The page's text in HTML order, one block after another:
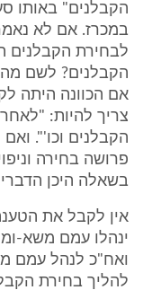
הקבלנים" באותו
במכרז. אם לא
לבחירת הקבלנים
הקבלנים? לשם מה
אם הכוונה היתה
צריך להיות:
הקבלנים וכו'".
פרושה בחירה
בשאלה היכן
אין לקבל את
ינהלו עמם משא-
ואח"כ לנהל עמם
להליך בחירת